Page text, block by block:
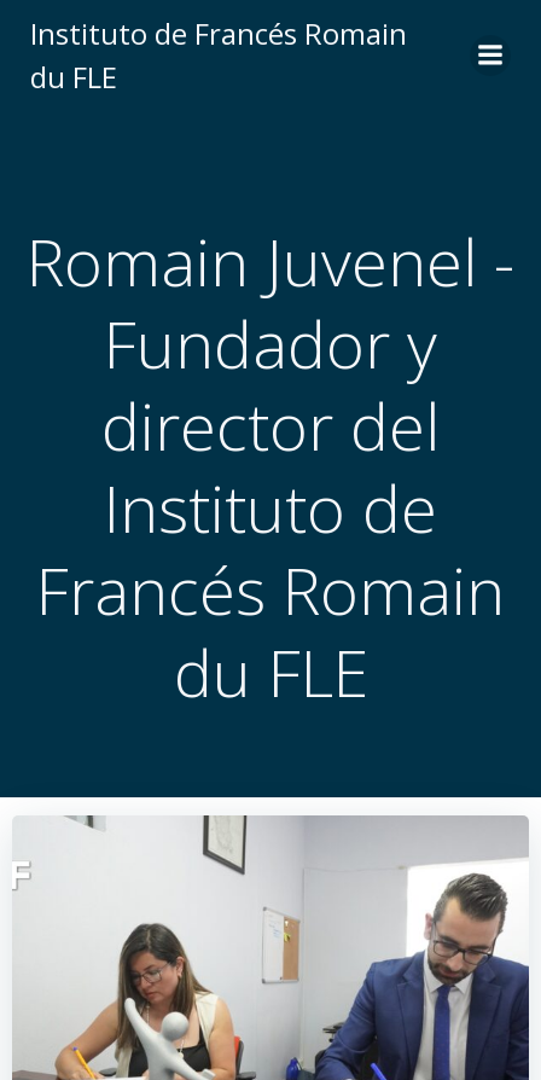
al
Instituto de Francés Romain
du FLE
Romain Juvenel -
Fundador y
director del
Instituto de
Francés Romain
du FLE